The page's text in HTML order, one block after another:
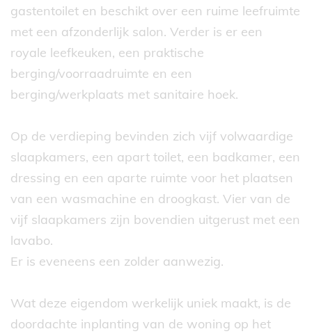
gastentoilet en beschikt over een ruime leefruimte
met een afzonderlijk salon. Verder is er een
royale leefkeuken, een praktische
berging/voorraadruimte en een
berging/werkplaats met sanitaire hoek.
Op de verdieping bevinden zich vijf volwaardige
slaapkamers, een apart toilet, een badkamer, een
dressing en een aparte ruimte voor het plaatsen
van een wasmachine en droogkast. Vier van de
vijf slaapkamers zijn bovendien uitgerust met een
lavabo.
Er is eveneens een zolder aanwezig.
Wat deze eigendom werkelijk uniek maakt, is de
doordachte inplanting van de woning op het